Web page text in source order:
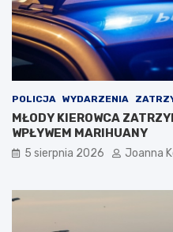
POLICJA WYDARZENIA
MŁODY KIEROWCA
WPŁYWEM MARIHUANY
5 sierpnia 2026 Joanna